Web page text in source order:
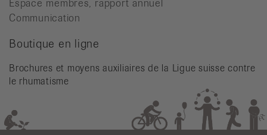
Espace membres, rapport annuel
Communication
Boutique en ligne
Brochures et moyens auxiliaires de la Ligue suisse contre
le rhumatisme